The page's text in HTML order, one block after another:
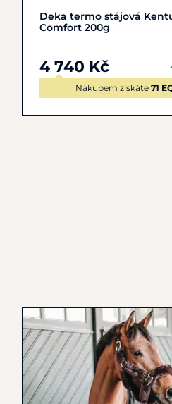
L | 140-145 cm XL |
Deka termo stájová
Comfort 200g
4 740 Kč
Nákupem získáte 71